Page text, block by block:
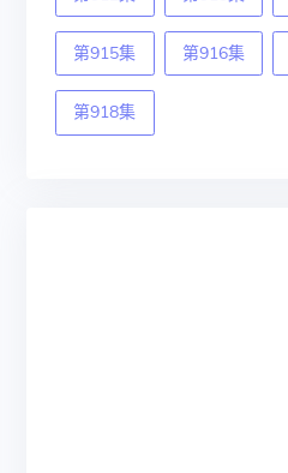
第915集 第916集
第918集